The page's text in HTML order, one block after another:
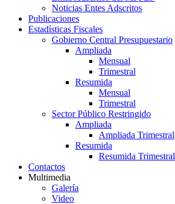
Noticias Entes Adscritos
Publicaciones
Estadísticas Fiscales
Gobierno Central Presupuestario
Ampliada
Mensual
Trimestral
Resumida
Mensual
Trimestral
Sector Público Restringido
Ampliada
Ampliada Trimestral
Resumida
Resumida Trimestral
Contactos
Multimedia
Galería
Video